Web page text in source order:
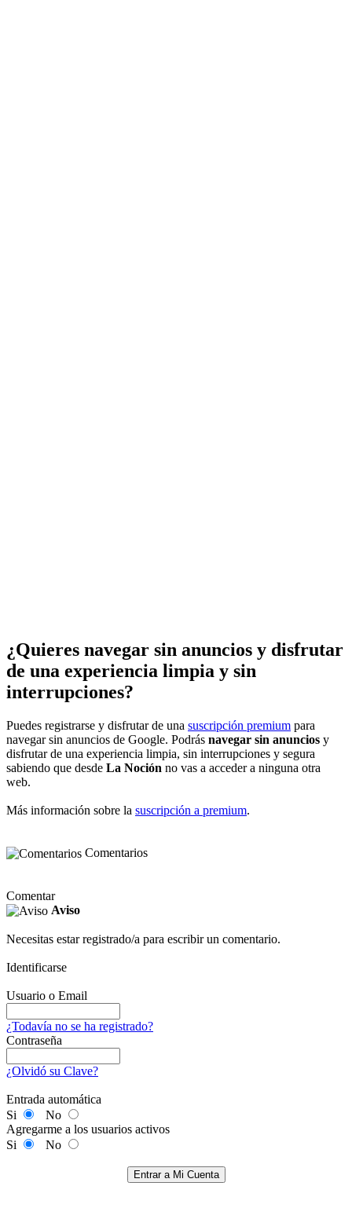
¿Quieres navegar sin anuncios y disfrutar
de una experiencia limpia y sin
interrupciones?
Puedes registrarse y disfrutar de una suscripción premium para
navegar sin anuncios de Google. Podrás navegar sin anuncios y
disfrutar de una experiencia limpia, sin interrupciones y segura
sabiendo que desde La Noción no vas a acceder a ninguna otra
web.
Más información sobre la suscripción a premium.
Comentarios
Comentar
Aviso
Necesitas estar registrado/a para escribir un comentario.
Identificarse
Usuario o Email
¿Todavía no se ha registrado?
Contraseña
¿Olvidó su Clave?
Entrada automática
Si
No
Agregarme a los usuarios activos
Si
No
Entrar a Mi Cuenta